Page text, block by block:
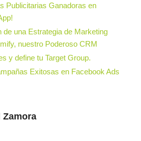
Publicitarias Ganadoras en
una Estrategia de Marketing
nuestro Poderoso CRM
y define tu Target Group.
Exitosas en Facebook Ads
Zamora